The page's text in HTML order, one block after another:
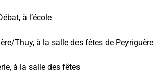
à l’école
Thuy, à la salle des fêtes de Peyriguère
à la salle des fêtes